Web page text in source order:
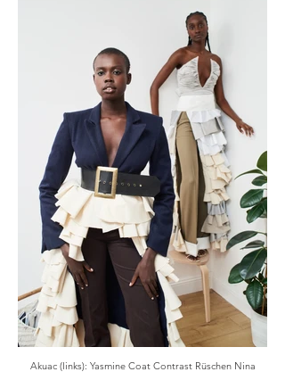
Akuac (links): Yasmine Coat Contrast Rüschen Nina